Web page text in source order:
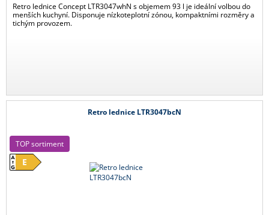
Retro lednice Concept LTR3047whN s objemem 93 l je ideální volbou do
menších kuchyní. Disponuje nízkoteplotní zónou, kompaktními rozměry a
tichým provozem.
Retro lednice LTR3047bcN
TOP sortiment
E